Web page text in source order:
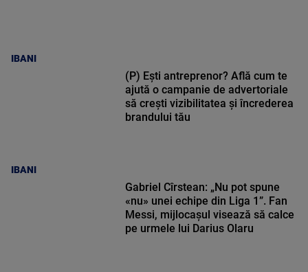
IBANI
IBANI
(P) Ești antreprenor? Află cum te
ajută o campanie de advertoriale
să crești vizibilitatea și încrederea
brandului tău
Gabriel Cîrstean: „Nu pot spune
«nu» unei echipe din Liga 1”. Fan
Messi, mijlocașul visează să calce
pe urmele lui Darius Olaru